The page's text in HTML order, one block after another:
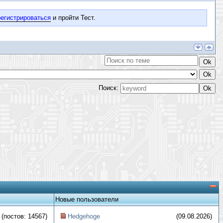
и пройти Тест.
Поиск:
Новые пользователи
(постов: 14567) Hedgehoge (09.08.2026)